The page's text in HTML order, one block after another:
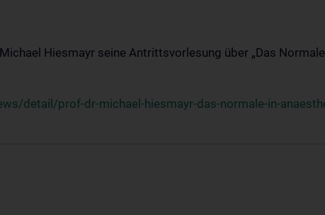
Hiesmayr seine Antrittsvorlesung über „Das
detail/prof-dr-michael-hiesmayr-das-normale-in-